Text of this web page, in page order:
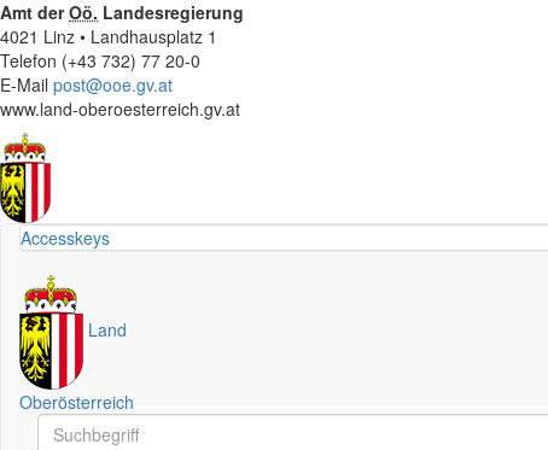
Amt derOö. Landesregierung
4021 Linz • Landhausplatz 1
Telefon (+43 732) 77 20-0
E-Mail post@ooe.gv.at
www.land-oberoesterreich.gv.at
Accesskeys
Land
Oberösterreich
Schnellsuche
Schnellsuche